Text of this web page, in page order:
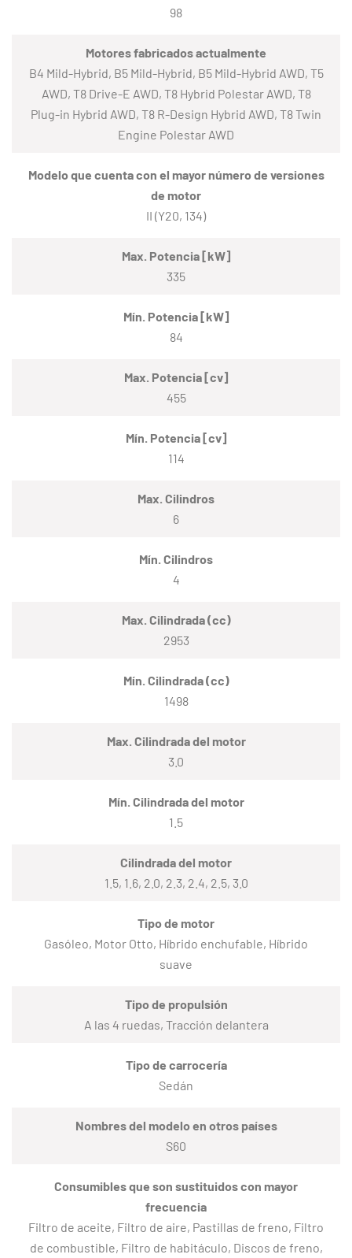
98
Motores fabricados actualmente
B4 Mild-Hybrid, B5 Mild-Hybrid, B5 Mild-Hybrid AWD, T5
AWD, T8 Drive-E AWD, T8 Hybrid Polestar AWD, T8
Plug-in Hybrid AWD, T8 R-Design Hybrid AWD, T8 Twin
Engine Polestar AWD
Modelo que cuenta con el mayor número de versiones
de motor
II (Y20, 134)
Max. Potencia [kW]
335
Mín. Potencia [kW]
84
Max. Potencia [cv]
455
Mín. Potencia [cv]
114
Max. Cilindros
6
Mín. Cilindros
4
Max. Cilindrada (cc)
2953
Mín. Cilindrada (cc)
1498
Max. Cilindrada del motor
3.0
Mín. Cilindrada del motor
1.5
Cilindrada del motor
1.5, 1.6, 2.0, 2.3, 2.4, 2.5, 3.0
Tipo de motor
Gasóleo, Motor Otto, Híbrido enchufable, Híbrido
suave
Tipo de propulsión
A las 4 ruedas, Tracción delantera
Tipo de carrocería
Sedán
Nombres del modelo en otros países
S60
Consumibles que son sustituidos con mayor
frecuencia
Filtro de aceite, Filtro de aire, Pastillas de freno, Filtro
de combustible, Filtro de habitáculo, Discos de freno,